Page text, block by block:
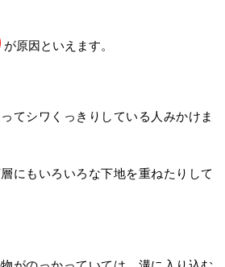
が原因といえます。
てシワくっきりしている人みかけま
にもいろいろな下地を重ねたりして